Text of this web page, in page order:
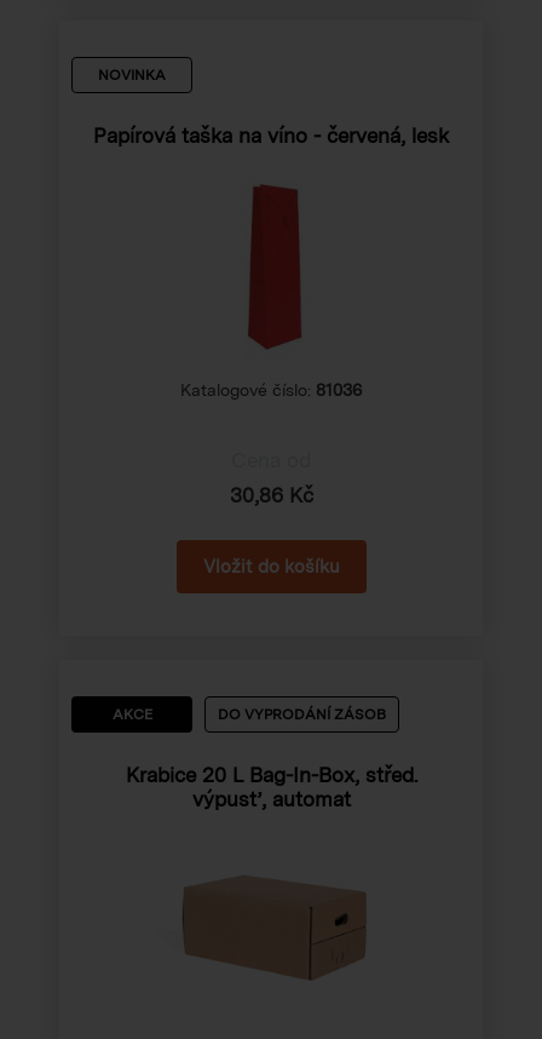
NOVINKA
Papírová taška na víno - červená, lesk
Katalogové číslo: 81036
30,86 Kč
AKCE DO VYPRODÁNÍ ZÁSOB
Krabice 20 L Bag-In-Box, střed.
výpusť, automat